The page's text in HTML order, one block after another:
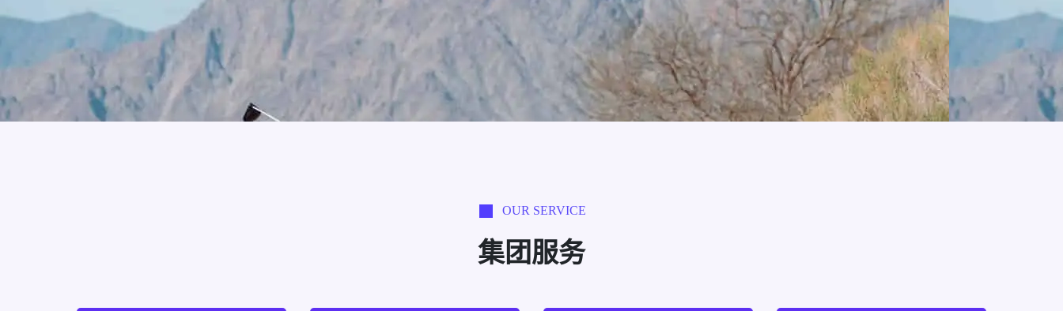
OUR SERVICE
集团服务